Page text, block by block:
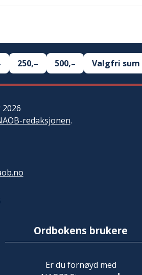
250,– 500,– Valgfri sum
2026
redaksjonen.
Ordbokens brukere
Er du fornøyd med